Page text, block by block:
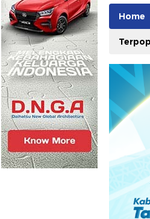
Home